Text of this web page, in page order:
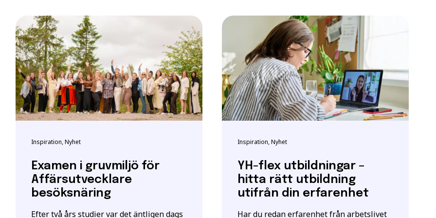
Inspiration, Nyhet
Examen i gruvmiljö för
Affärsutvecklare
besöksnäring
Efter två års studier var det äntligen dags
Inspiration, Nyhet
YH-flex utbildningar –
hitta rätt utbildning
utifrån din erfarenhet
Har du redan erfarenhet från arbetslivet
en ansökan. En intresseanmälan ger enbart mer information om utbildningen.
att YH Akademin sparar och använder mina uppgifter enligtsamtyckesavtaletsom
hos myndigheten.
frågor om person-/samordningsnummer se:
eller besök deras närmaste kontor.